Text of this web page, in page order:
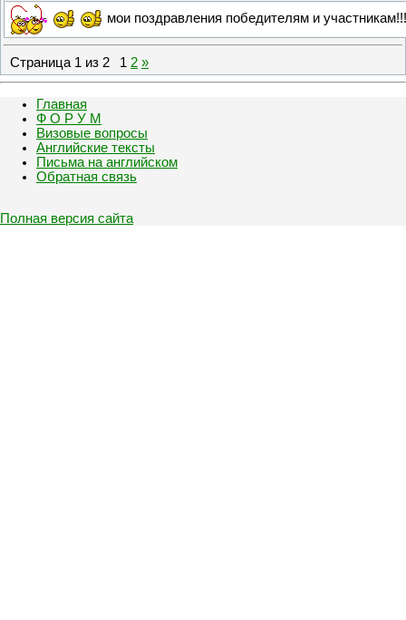
мои поздравления победителям и
Страница 1 из 2 1 2 »
Главная
Ф О Р У М
Визовые вопросы
Английские тексты
Письма на английском
Обратная связь
Полная версия сайта